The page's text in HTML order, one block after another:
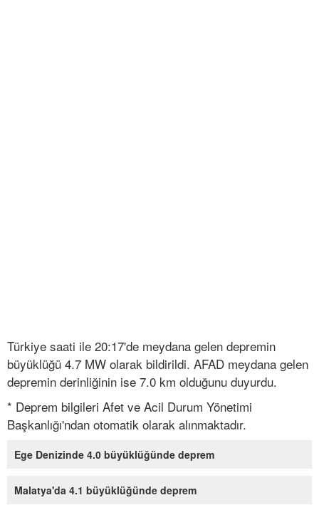
Türkiye saati ile 20:17'de meydana gelen depremin
büyüklüğü 4.7 MW olarak bildirildi. AFAD meydana gelen
depremin derinliğinin ise 7.0 km olduğunu duyurdu.
* Deprem bilgileri Afet ve Acil Durum Yönetimi
Başkanlığı'ndan otomatik olarak alınmaktadır.
Ege Denizinde 4.0 büyüklüğünde deprem
Malatya'da 4.1 büyüklüğünde deprem